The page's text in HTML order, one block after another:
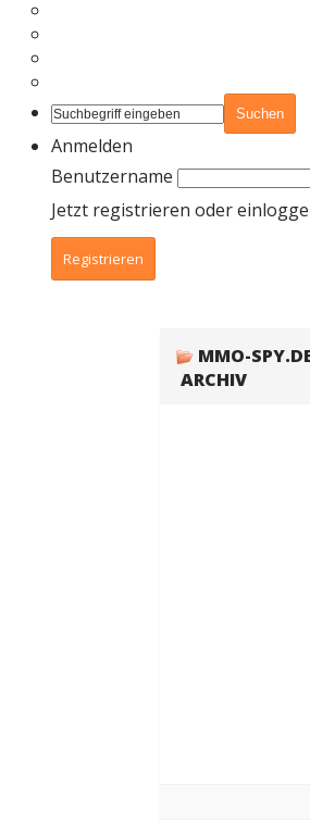
Anmelden
Benutzername
Jetzt registrieren oder
Registrieren
MMO-
ARCHIV